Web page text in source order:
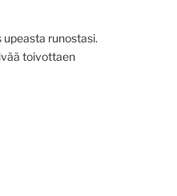
runostasi.
toivottaen